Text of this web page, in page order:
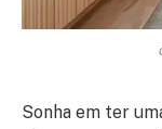
Sonha em ter